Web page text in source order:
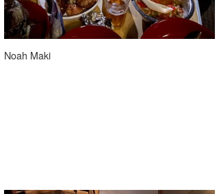
Noah Maki